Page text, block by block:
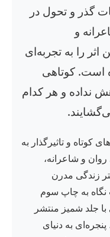
گذر و تحول در
و
را به تجربه‌ای
است. کوتاهی
نداده و هر کدام
کوتاه و تاثیرگذار به
و شاعرانه،
زندگی مدرن
نگاه به چاپ سوم
با جلد شمیز منتشر
به دنیای